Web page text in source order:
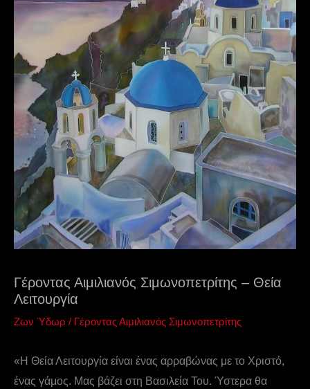
Γέροντας Αιμιλιανός Σιμωνοπετρίτης – Θεία
Λειτουργία
Ζων Ύδωρ / Γέροντας Αιμιλιανός Σιμωνοπετρίτης
«Η Θεία Λειτουργία είναι ένας αρραβώνας με το Χριστό,
ένας γάμος. Μας βάζει στη Βασιλεία Του. Ύστερα θα